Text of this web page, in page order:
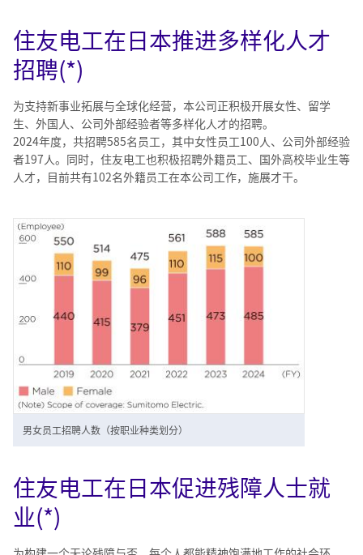
男女员工招聘人数（按职业种类划分）
住友电工在日本推进多样化人才
招聘(*)
为支持新事业拓展与全球化经营，本公司正积极开展女性、留学
生、外国人、公司外部经验者等多样化人才的招聘。
2024年度，共招聘585名员工，其中女性员工100人、公司外部经验
者197人。同时，住友电工也积极招聘外籍员工、国外高校毕业生等
人才，目前共有102名外籍员工在本公司工作，施展才干。
住友电工在日本促进残障人士就
业(*)